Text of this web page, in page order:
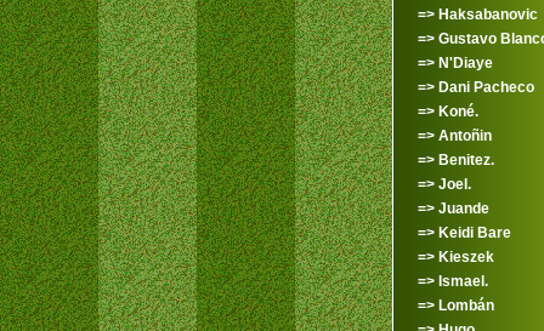
=> Haksabanovic
=> Gustavo
=> N'Diaye
=> Dani Pacheco
=> Koné.
=> Antoñin
=> Benitez.
=> Joel.
=> Juande
=> Keidi Bare
=> Kieszek
=> Ismael.
=> Lombán